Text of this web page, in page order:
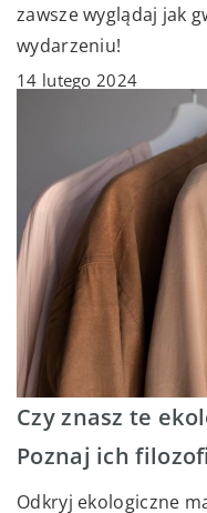
zawsze wyglądaj jak
wydarzeniu!
14 lutego 2024
Czy znasz te
Poznaj ich
Odkryj ekologiczne